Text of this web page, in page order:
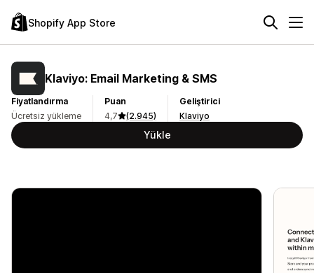
Shopify App Store
Klaviyo: Email Marketing & SMS
Fiyatlandırma
Ücretsiz yükleme
Puan
4,7
(2.945)
Geliştirici
Klaviyo
Yükle